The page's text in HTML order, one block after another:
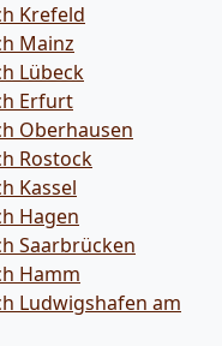
Krefeld
Mainz
Lübeck
Erfurt
Oberhausen
Rostock
Kassel
Hagen
Saarbrücken
Hamm
Ludwigshafen am